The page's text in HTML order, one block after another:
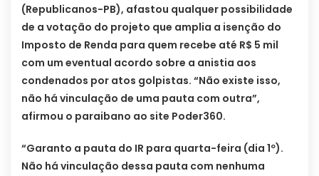
(Republicanos-PB), afastou qualquer possibilidade
de a votação do projeto que amplia a isenção do
Imposto de Renda para quem recebe até R$ 5 mil
com um eventual acordo sobre a anistia aos
condenados por atos golpistas. “Não existe isso,
não há vinculação de uma pauta com outra”,
afirmou o paraibano ao site Poder360.
“Garanto a pauta do IR para quarta-feira (dia 1º).
Não há vinculação dessa pauta com nenhuma